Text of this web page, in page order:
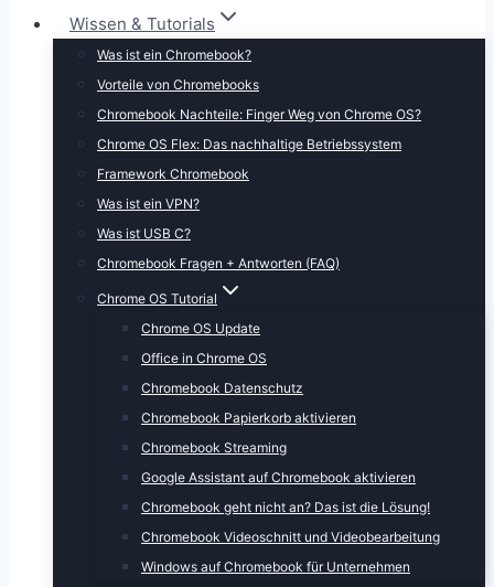
Wissen & Tutorials
Was ist ein Chromebook?
Vorteile von Chromebooks
Chromebook Nachteile: Finger Weg von Chrome OS?
Chrome OS Flex: Das nachhaltige Betriebssystem
Framework Chromebook
Was ist ein VPN?
Was ist USB C?
Chromebook Fragen + Antworten (FAQ)
Chrome OS Tutorial
Chrome OS Update
Office in Chrome OS
Chromebook Datenschutz
Chromebook Papierkorb aktivieren
Chromebook Streaming
Google Assistant auf Chromebook aktivieren
Chromebook geht nicht an? Das ist die Lösung!
Chromebook Videoschnitt und Videobearbeitung
Windows auf Chromebook für Unternehmen